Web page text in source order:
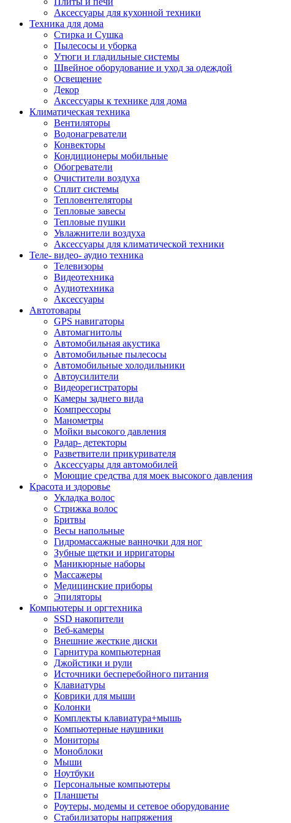
Аксессуары для кухонной техники
Техника для дома
Стирка и Сушка
Пылесосы и уборка
Утюги и гладильные системы
Швейное оборудование и уход за одеждой
Освещение
Декор
Аксессуары к технике для дома
Климатическая техника
Вентиляторы
Водонагреватели
Конвекторы
Кондиционеры мобильные
Обогреватели
Очистители воздуха
Сплит системы
Тепловентеляторы
Тепловые завесы
Тепловые пушки
Увлажнители воздуха
Аксессуары для климатической техники
Теле- видео- аудио техника
Телевизоры
Видеотехника
Аудиотехника
Аксессуары
Автотовары
GPS навигаторы
Автомагнитолы
Автомобильная акустика
Автомобильные пылесосы
Автомобильные холодильники
Автоусилители
Видеорегистраторы
Камеры заднего вида
Компрессоры
Манометры
Мойки высокого давления
Радар- детекторы
Разветвители прикуривателя
Аксессуары для автомобилей
Моющие средства для моек высокого давления
Красота и здоровье
Укладка волос
Стрижка волос
Бритвы
Весы напольные
Гидромассажные ванночки для ног
Зубные щетки и ирригаторы
Маникюрные наборы
Массажеры
Медицинские приборы
Эпиляторы
Компьютеры и оргтехника
SSD накопители
Веб-камеры
Внешние жесткие диски
Гарнитура компьютерная
Джойстики и рули
Источники бесперебойного питания
Клавиатуры
Коврики для мыши
Колонки
Комплекты клавиатура+мышь
Компьютерные наушники
Мониторы
Моноблоки
Мыши
Ноутбуки
Персональные компьютеры
Планшеты
Роутеры, модемы и сетевое оборудование
Стабилизаторы напряжения